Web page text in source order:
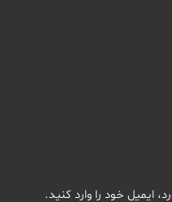
ایمیل خود را وارد کنید.